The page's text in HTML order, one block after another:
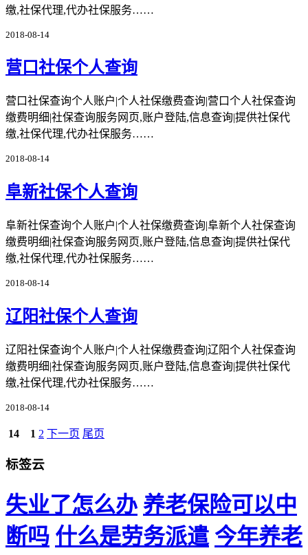
缴,社保代理,代办社保服务……
2018-08-14
营口社保个人查询
营口社保查询个人账户|个人社保缴费查询|营口个人社保查询
缴费明细|社保查询服务网页,账户登陆,信息查询|提供社保代
缴,社保代理,代办社保服务……
2018-08-14
阜新社保个人查询
阜新社保查询个人账户|个人社保缴费查询|阜新个人社保查询
缴费明细|社保查询服务网页,账户登陆,信息查询|提供社保代
缴,社保代理,代办社保服务……
2018-08-14
辽阳社保个人查询
辽阳社保查询个人账户|个人社保缴费查询|辽阳个人社保查询
缴费明细|社保查询服务网页,账户登陆,信息查询|提供社保代
缴,社保代理,代办社保服务……
2018-08-14
14 1 2 下一页 尾页
标签云
失业了怎么办 养老保险可以中
断吗 什么是劳务派遣 今年养老